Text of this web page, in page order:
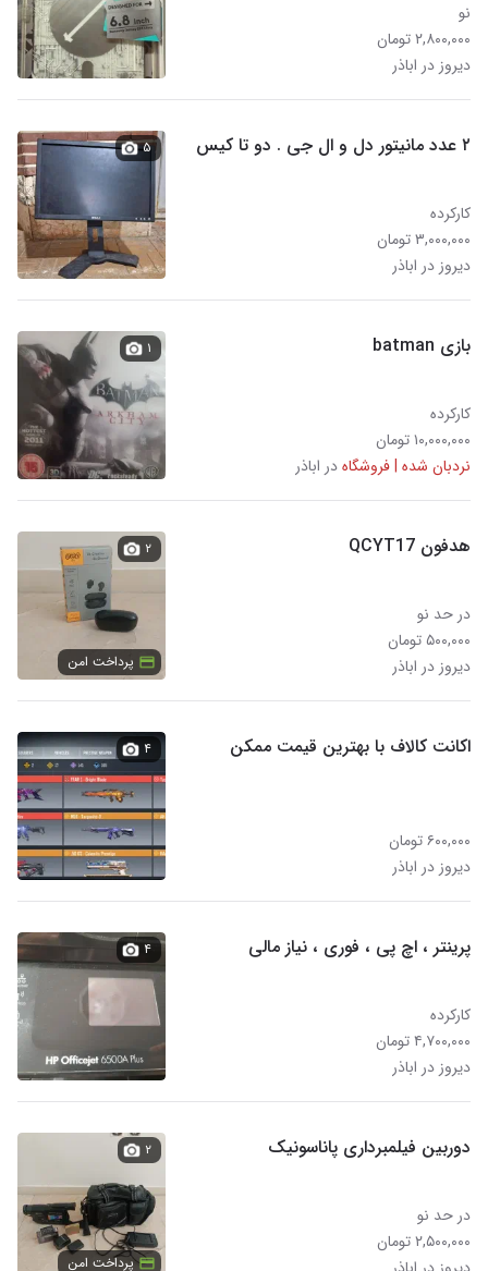
نو
۲,۸۰۰,۰۰۰ تومان
دیروز در اباذر
۲ عدد مانیتور دل و ال جی . دو تا کیس
کارکرده
۳,۰۰۰,۰۰۰ تومان
دیروز در اباذر
۵
بازی batman
کارکرده
۱۰,۰۰۰,۰۰۰ تومان
نردبان شده | فروشگاهدر اباذر
۱
هدفون QCYT17
در حد نو
۵۰۰,۰۰۰ تومان
دیروز در اباذر
۲
پرداخت امن
اکانت کالاف با بهترین قیمت ممکن
۶۰۰,۰۰۰ تومان
دیروز در اباذر
۴
پرینتر ، اچ پی ، فوری ، نیاز مالی
کارکرده
۴,۷۰۰,۰۰۰ تومان
دیروز در اباذر
۴
دوربین فیلمبرداری پاناسونیک
در حد نو
۲,۵۰۰,۰۰۰ تومان
۲
پرداخت امن